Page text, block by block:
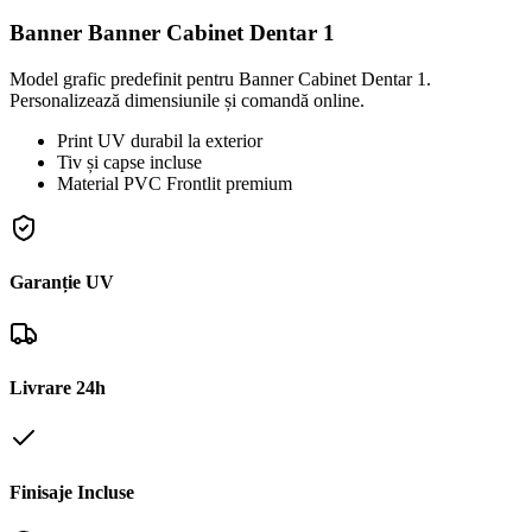
Banner Banner Cabinet Dentar 1
Model grafic predefinit pentru Banner Cabinet Dentar 1.
Personalizează dimensiunile și comandă online.
Print UV durabil la exterior
Tiv și capse incluse
Material PVC Frontlit premium
Garanție UV
Livrare 24h
Finisaje Incluse